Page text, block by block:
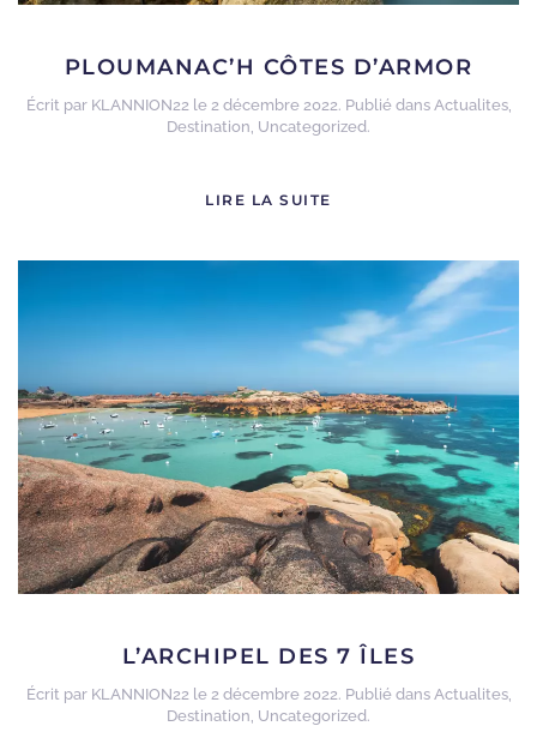
PLOUMANAC’H CÔTES D’ARMOR
Écrit par KLANNION22 le 2 décembre 2022. Publié dans Actualites,
Destination Uncategorized.
LIRE LA SUITE
L’ARCHIPEL DES 7 ÎLES
Écrit par KLANNION22le 2 décembre 2022. Publié dans Actualites,
Destination, Uncategorized.